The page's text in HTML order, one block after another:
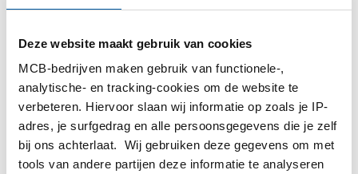
Deze website maakt gebruik van cookies
MCB-bedrijven maken gebruik van functionele-,
analytische- en tracking-cookies om de website te
verbeteren. Hiervoor slaan wij informatie op zoals je IP-
adres, je surfgedrag en alle persoonsgegevens die je zelf
bij ons achterlaat. Wij gebruiken deze gegevens om met
tools van andere partijen deze informatie te analyseren
Calculeren met actuele MCB-prijzen
Product Product omschrijving Bruto prijslijst
Downloads Specificaties